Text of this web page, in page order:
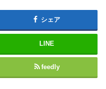
シェア
LINE
feedly